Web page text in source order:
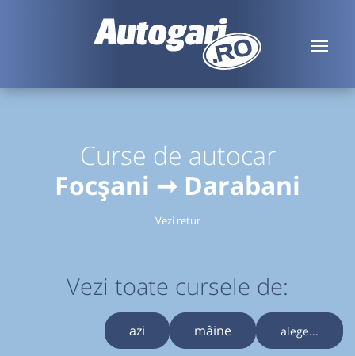
Curse de autocar
Focșani ➞ Darabani
Vezi retur
Vezi toate cursele de:
azi mâine alege...